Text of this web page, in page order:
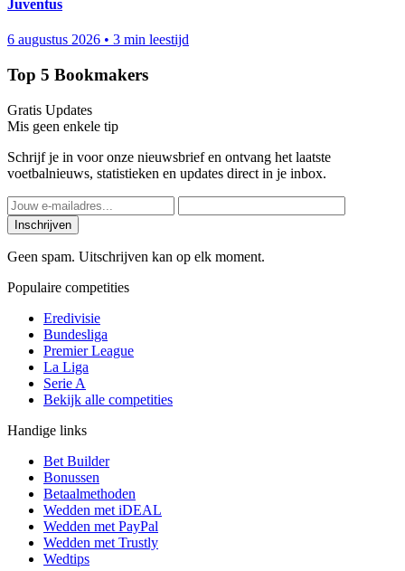
Juventus
6 augustus 2026 • 3 min leestijd
Top 5 Bookmakers
Gratis Updates
Mis geen enkele tip
Schrijf je in voor onze nieuwsbrief en ontvang het laatste
voetbalnieuws, statistieken en updates direct in je inbox.
Inschrijven
Geen spam. Uitschrijven kan op elk moment.
Populaire competities
Eredivisie
Bundesliga
Premier League
La Liga
Serie A
Bekijk alle competities
Handige links
Bet Builder
Bonussen
Betaalmethoden
Wedden met iDEAL
Wedden met PayPal
Wedden met Trustly
Wedtips